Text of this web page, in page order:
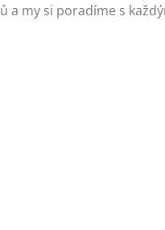
a my si poradíme s